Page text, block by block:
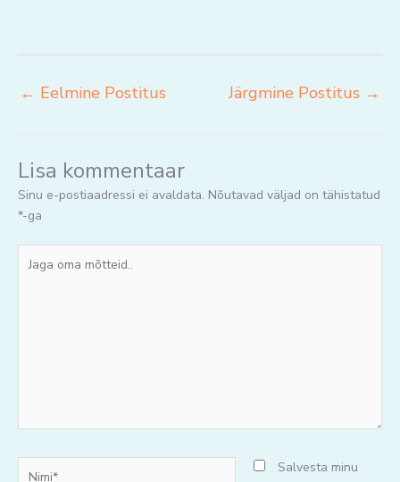
← Eelmine Postitus Järgmine Postitus →
Lisa kommentaar
Sinu e-postiaadressi ei avaldata. Nõutavad väljad on tähistatud
*-ga
oma
Salvesta minu